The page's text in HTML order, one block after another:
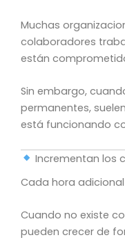
Muchas
colaboradores
están
Sin embargo,
permanentes,
está funcionando
Incrementan los
Cada hora
Cuando no existe
pueden crecer de